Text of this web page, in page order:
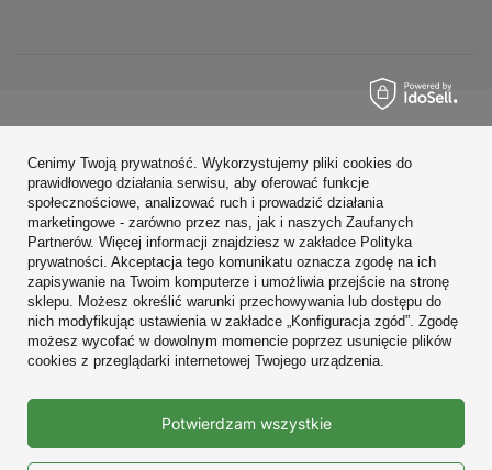
Konto
Regulaminy
Zobacz również
W sklepie prezentujemy ceny brutto (z VAT).
Cenimy Twoją prywatność. Wykorzystujemy pliki cookies do
prawidłowego działania serwisu, aby oferować funkcje
społecznościowe, analizować ruch i prowadzić działania
marketingowe - zarówno przez nas, jak i naszych Zaufanych
Partnerów. Więcej informacji znajdziesz w zakładce Polityka
prywatności. Akceptacja tego komunikatu oznacza zgodę na ich
zapisywanie na Twoim komputerze i umożliwia przejście na stronę
sklepu. Możesz określić warunki przechowywania lub dostępu do
nich modyfikując ustawienia w zakładce „Konfiguracja zgód”. Zgodę
możesz wycofać w dowolnym momencie poprzez usunięcie plików
cookies z przeglądarki internetowej Twojego urządzenia.
Potwierdzam wszystkie